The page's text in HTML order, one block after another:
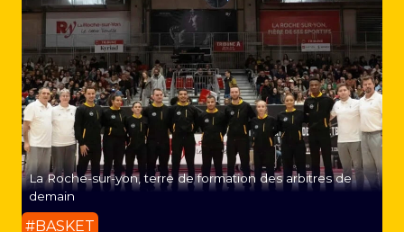
La Roche-sur-yon, terre de formation des arbitres de
demain
#BASKET